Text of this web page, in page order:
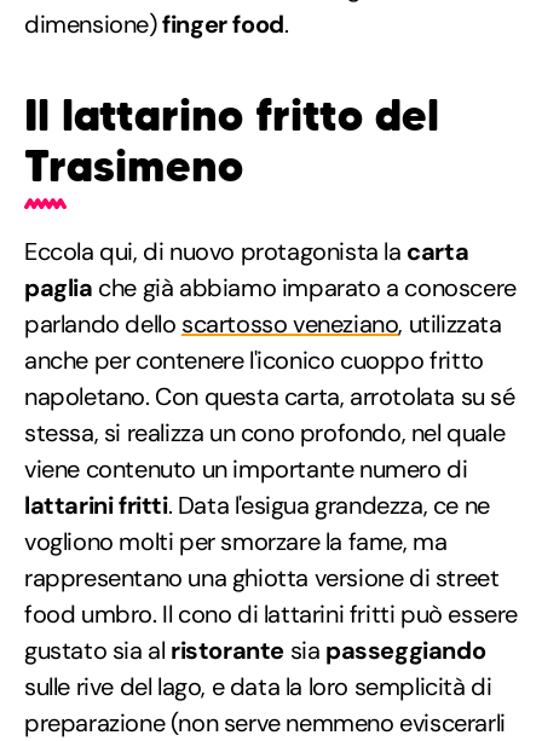
dimensione)finger food.
Il lattarino fritto del
Trasimeno
Eccola qui, di nuovo protagonista la carta
paglia che già abbiamo imparato a conoscere
parlando dello scartosso veneziano, utilizzata
anche per contenere l'iconico cuoppo fritto
napoletano. Con questa carta, arrotolata su sé
stessa, si realizza un cono profondo, nel quale
viene contenuto un importante numero di
lattarini fritti. Data l'esigua grandezza, ce ne
vogliono molti per smorzare la fame, ma
rappresentano una ghiotta versione di street
food umbro. Il cono di lattarini fritti può essere
gustato sia al ristorante sia passeggiando
sulle rive del lago, e data la loro semplicità di
preparazione (non serve nemmeno eviscerarli